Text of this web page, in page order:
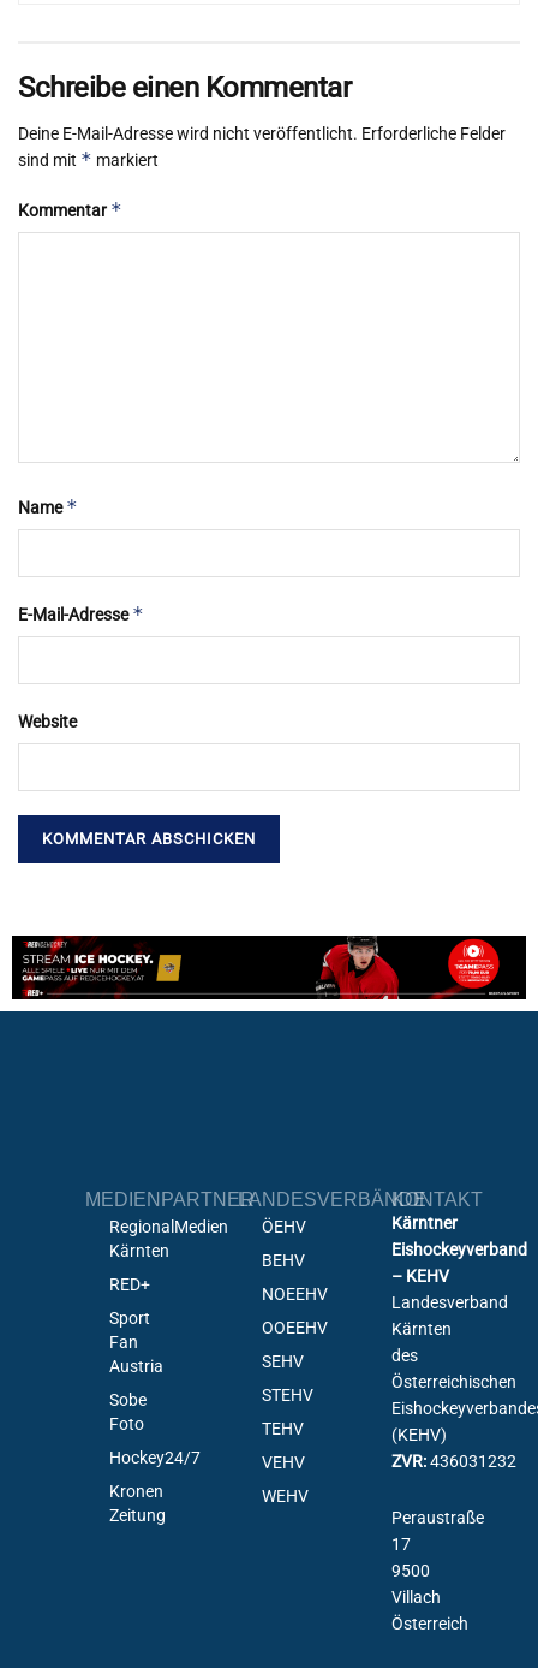
Schreibe einen Kommentar
Deine E-Mail-Adresse wird nicht veröffentlicht. Erforderliche Felder
sind mit * markiert
Kommentar *
Name*
E-Mail-Adresse*
Website
MEDIENPARTNER
RegionalMedien
Kärnten
RED+
Sport
Fan
Austria
Sobe
Foto
Hockey24/7
Kronen
Zeitung
LANDESVERBÄNDE
ÖEHV
BEHV
NOEEHV
OOEEHV
SEHV
STEHV
TEHV
VEHV
WEHV
KONTAKT
Kärntner
Eishockeyverband
– KEHV
Landesverband
Kärnten
des
Österreichischen
(KEHV)
ZVR:436031232
Peraustraße
17
9500
Villach
Österreich